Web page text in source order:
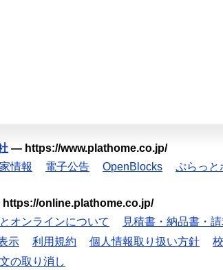
— https://www.plathome.co.jp/
情報 電子公告 OpenBlocks ぷらっと
https://online.plathome.co.jp/
オンラインについて 見積書・納品書・
示
利用規約 個人情報取り扱い方針
の取り消し